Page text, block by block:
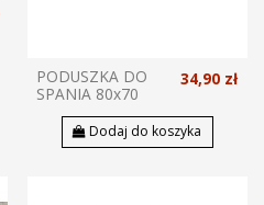
PODUSZKA DO
SPANIA 80x70
34,90 zł
Dodaj do koszyka